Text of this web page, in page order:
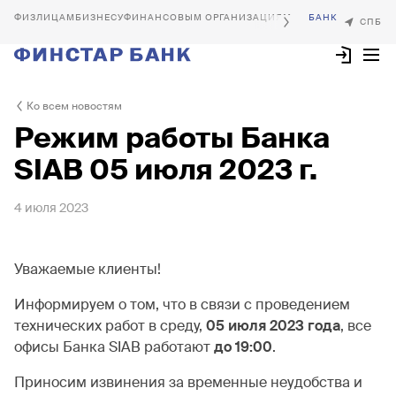
БИЗНЕСУФИНАНСОВЫМ ОРГАНИЗАЦИЯМ
Ко всем новостям
Режим работы Банка
SIAB 05 июля 2023 г.
4 июля 2023
Уважаемые клиенты!
Информируем о том, что в связи с проведением
технических работ в среду, 05 июля 2023 года, все
офисы Банка SIAB работаютдо 19:00.
Приносим извинения за временные неудобства и